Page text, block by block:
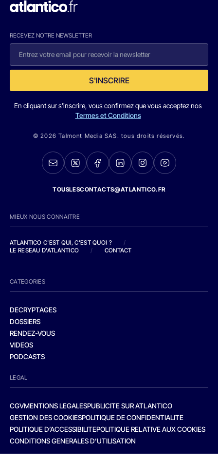
RECEVEZ NOTRE NEWSLETTER
S'INSCRIRE
En cliquant sur s'inscrire, vous confirmez que vous acceptez nos
Termes et Conditions
© 2026 Talmont Media SAS. tous droits réservés.
TOUSLESCONTACTS@ATLANTICO.FR
MIEUX NOUS CONNAITRE
ATLANTICO C'EST QUI, C'EST QUOI ?
/
LE RESEAU D'ATLANTICO
/ CONTACT
CATEGORIES
DECRYPTAGES
DOSSIERS
RENDEZ-VOUS
VIDEOS
PODCASTS
LEGAL
CGVMENTIONS LEGALESPUBLICITE SUR ATLANTICO
GESTION DES COOKIESPOLITIQUE DE CONFIDENTIALITE
POLITIQUE D’ACCESSIBILITEPOLITIQUE RELATIVE AUX COOKIES
CONDITIONS GENERALES D’UTILISATION